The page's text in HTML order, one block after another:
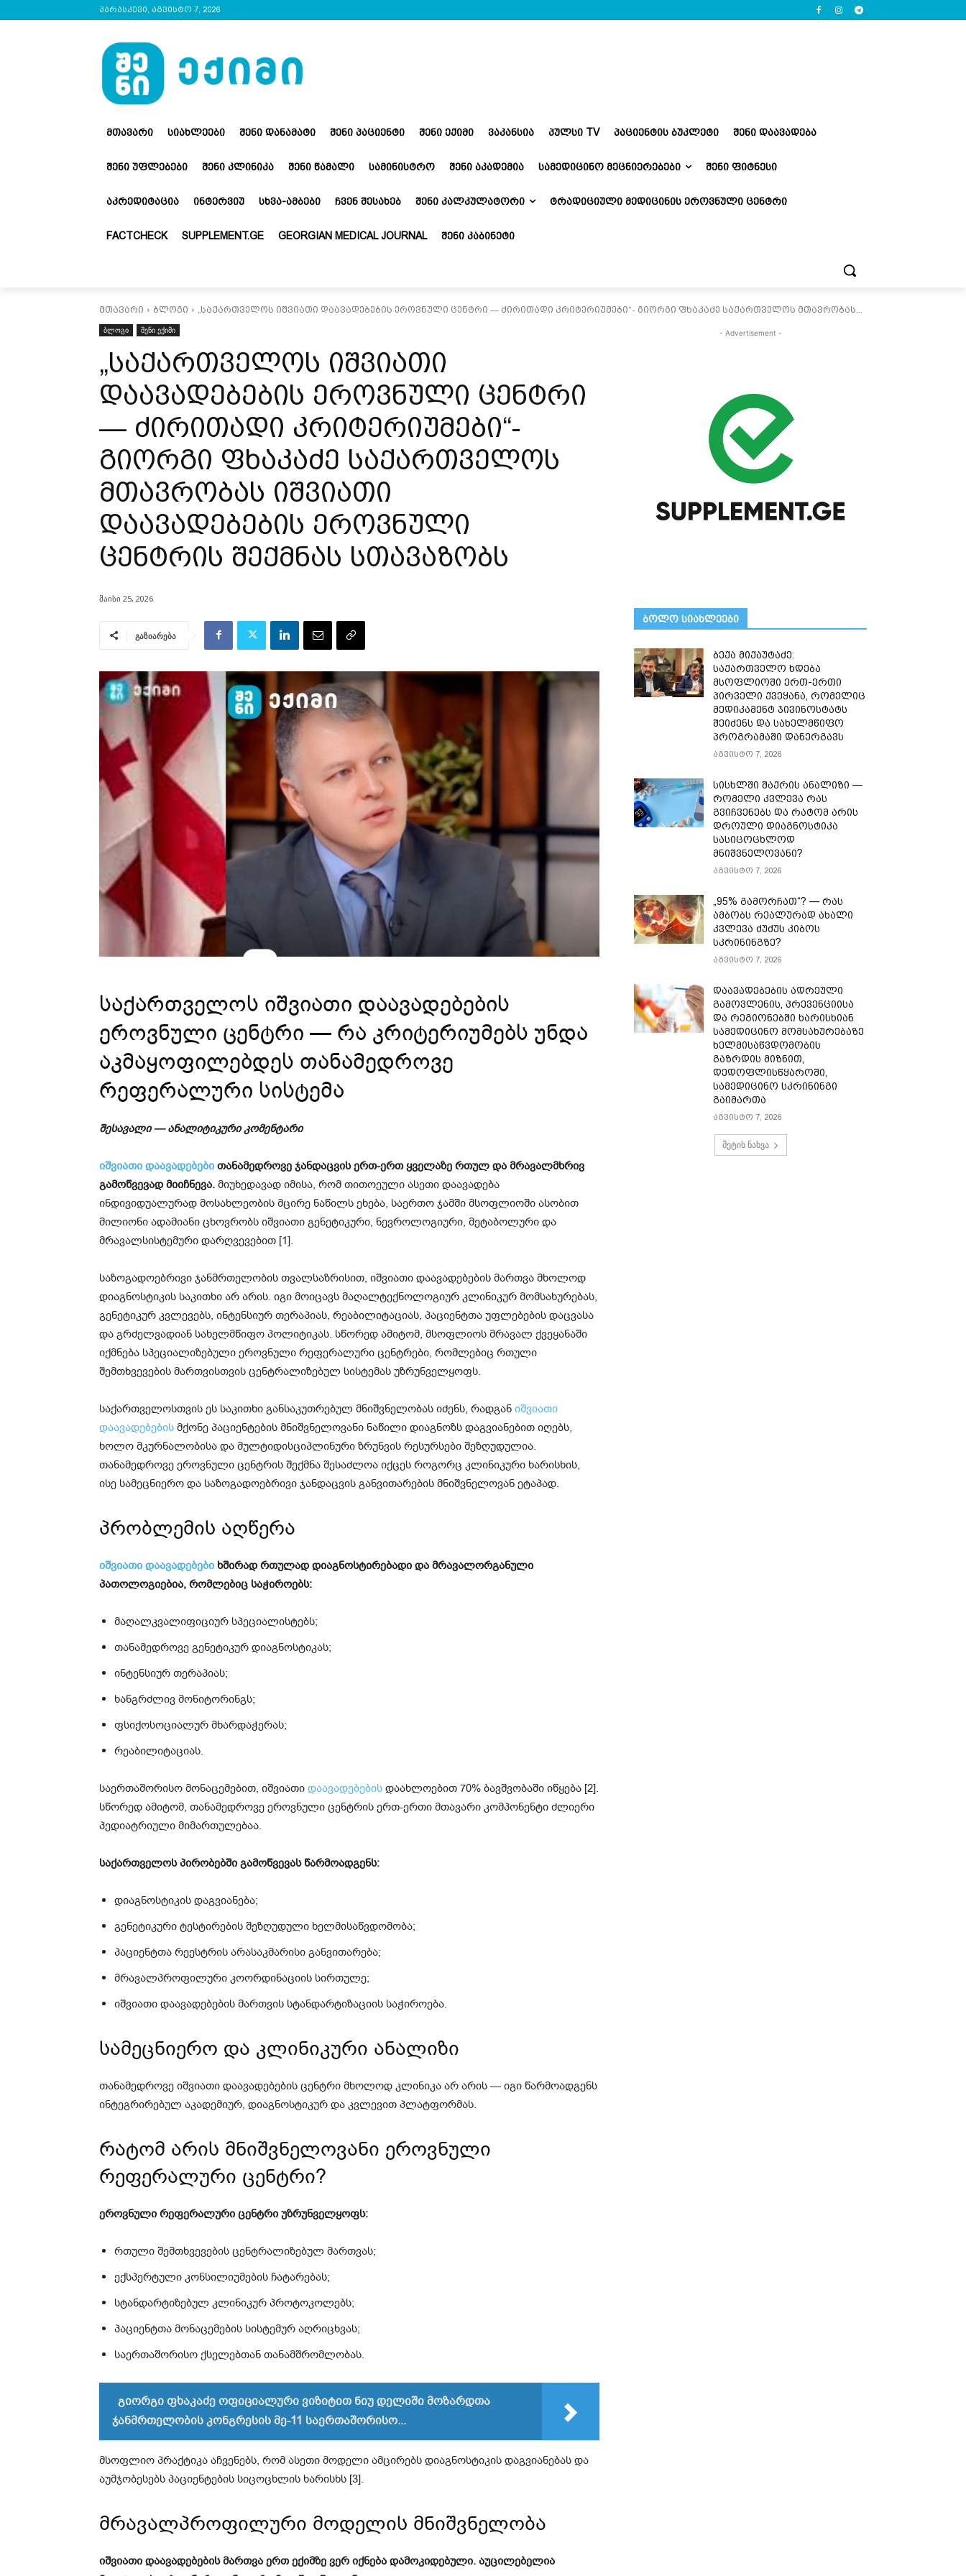
პარასკევი, აგვისტო 7, 2026
ᲛᲗᲐᲕᲐᲠᲘ ᲡᲘᲐᲮᲚᲔᲔᲑᲘ ᲨᲔᲜᲘ ᲓᲐᲜᲐᲛᲐᲢᲘ ᲨᲔᲜᲘ ᲞᲐᲪᲘᲔᲜᲢᲘ ᲨᲔᲜᲘ ᲔᲥᲘᲛᲘ ᲕᲐᲙᲐᲜᲡᲘᲐ ᲞᲣᲚᲡᲘ TV ᲞᲐᲪᲘᲔᲜᲢᲘᲡ ᲑᲣᲙᲚᲔᲢᲘ ᲨᲔᲜᲘ ᲓᲐᲐᲕᲐᲓᲔᲑᲐ
ᲨᲔᲜᲘ ᲣᲤᲚᲔᲑᲔᲑᲘ ᲨᲔᲜᲘ ᲙᲚᲘᲜᲘᲙᲐ ᲨᲔᲜᲘ ᲬᲐᲛᲐᲚᲘ ᲡᲐᲛᲘᲜᲘᲡᲢᲠᲝ ᲨᲔᲜᲘ ᲐᲙᲐᲓᲔᲛᲘᲐ ᲡᲐᲛᲔᲓᲘᲪᲘᲜᲝ ᲛᲔᲪᲜᲘᲔᲠᲔᲑᲔᲑᲘ ᲨᲔᲜᲘ ᲤᲘᲢᲜᲔᲡᲘ
ᲐᲙᲠᲔᲓᲘᲢᲐᲪᲘᲐ ᲘᲜᲢᲔᲠᲕᲘᲣ ᲡᲮᲕᲐ-ᲐᲛᲑᲔᲑᲘ ᲩᲕᲔᲜ ᲨᲔᲡᲐᲮᲔᲑ ᲨᲔᲜᲘ ᲙᲐᲚᲙᲣᲚᲐᲢᲝᲠᲘ ᲢᲠᲐᲓᲘᲪᲘᲣᲚᲘ ᲛᲔᲓᲘᲪᲘᲜᲘᲡ ᲔᲠᲝᲕᲜᲣᲚᲘ ᲪᲔᲜᲢᲠᲘ
FACTCHECK SUPPLEMENT.GE GEORGIAN MEDICAL JOURNAL ᲨᲔᲜᲘ ᲙᲐᲑᲘᲜᲔᲢᲘ
მთავარი ბლოგი
„საქართველოს იშვიათი დაავადებების ეროვნული ცენტრი — ძირითადი კრიტერიუმები“- გიორგი ფხაკაძე საქართველოს მთავრობას...
ბლოგი
შენი ექიმი
„საქართველოს იშვიათი
დაავადებების ეროვნული ცენტრი
— ძირითადი კრიტერიუმები“-
გიორგი ფხაკაძე საქართველოს
მთავრობას იშვიათი
დაავადებების ეროვნული
ცენტრის შექმნას სთავაზობს
მაისი 25, 2026
გაზიარება
საქართველოს იშვიათი დაავადებების
ეროვნული ცენტრი — რა კრიტერიუმებს უნდა
აკმაყოფილებდეს თანამედროვე
რეფერალური სისტემა
შესავალი — ანალიტიკური კომენტარი
იშვიათი დაავადებები თანამედროვე ჯანდაცვის ერთ-ერთ ყველაზე რთულ და მრავალმხრივ
გამოწვევად მიიჩნევა. მიუხედავად იმისა, რომ თითოეული ასეთი დაავადება
ინდივიდუალურად მოსახლეობის მცირე ნაწილს ეხება, საერთო ჯამში მსოფლიოში ასობით
მილიონი ადამიანი ცხოვრობს იშვიათი გენეტიკური, ნევროლოგიური, მეტაბოლური და
მრავალსისტემური დარღვევებით [1].
საზოგადოებრივი ჯანმრთელობის თვალსაზრისით, იშვიათი დაავადებების მართვა მხოლოდ
დიაგნოსტიკის საკითხი არ არის. იგი მოიცავს მაღალტექნოლოგიურ კლინიკურ მომსახურებას,
გენეტიკურ კვლევებს, ინტენსიურ თერაპიას, რეაბილიტაციას, პაციენტთა უფლებების დაცვასა
და გრძელვადიან სახელმწიფო პოლიტიკას. სწორედ ამიტომ, მსოფლიოს მრავალ ქვეყანაში
იქმნება სპეციალიზებული ეროვნული რეფერალური ცენტრები, რომლებიც რთული
შემთხვევების მართვისთვის ცენტრალიზებულ სისტემას უზრუნველყოფს.
საქართველოსთვის ეს საკითხი განსაკუთრებულ მნიშვნელობას იძენს, რადგან იშვიათი
დაავადებების მქონე პაციენტების მნიშვნელოვანი ნაწილი დიაგნოზს დაგვიანებით იღებს,
ხოლო მკურნალობისა და მულტიდისციპლინური ზრუნვის რესურსები შეზღუდულია.
თანამედროვე ეროვნული ცენტრის შექმნა შესაძლოა იქცეს როგორც კლინიკური ხარისხის,
ისე სამეცნიერო და საზოგადოებრივი ჯანდაცვის განვითარების მნიშვნელოვან ეტაპად.
პრობლემის აღწერა
იშვიათი დაავადებები ხშირად რთულად დიაგნოსტირებადი და მრავალორგანული
პათოლოგიებია, რომლებიც საჭიროებს:
მაღალკვალიფიციურ სპეციალისტებს;
თანამედროვე გენეტიკურ დიაგნოსტიკას;
ინტენსიურ თერაპიას;
ხანგრძლივ მონიტორინგს;
ფსიქოსოციალურ მხარდაჭერას;
რეაბილიტაციას.
საერთაშორისო მონაცემებით, იშვიათი დაავადებების დაახლოებით 70% ბავშვობაში იწყება [2].
სწორედ ამიტომ, თანამედროვე ეროვნული ცენტრის ერთ-ერთი მთავარი კომპონენტი ძლიერი
პედიატრიული მიმართულებაა.
საქართველოს პირობებში გამოწვევას წარმოადგენს:
დიაგნოსტიკის დაგვიანება;
გენეტიკური ტესტირების შეზღუდული ხელმისაწვდომობა;
პაციენტთა რეესტრის არასაკმარისი განვითარება;
მრავალპროფილური კოორდინაციის სირთულე;
იშვიათი დაავადებების მართვის სტანდარტიზაციის საჭიროება.
სამეცნიერო და კლინიკური ანალიზი
თანამედროვე იშვიათი დაავადებების ცენტრი მხოლოდ კლინიკა არ არის — იგი წარმოადგენს
ინტეგრირებულ აკადემიურ, დიაგნოსტიკურ და კვლევით პლატფორმას.
რატომ არის მნიშვნელოვანი ეროვნული
რეფერალური ცენტრი?
ეროვნული რეფერალური ცენტრი უზრუნველყოფს:
რთული შემთხვევების ცენტრალიზებულ მართვას;
ექსპერტული კონსილიუმების ჩატარებას;
სტანდარტიზებულ კლინიკურ პროტოკოლებს;
პაციენტთა მონაცემების სისტემურ აღრიცხვას;
საერთაშორისო ქსელებთან თანამშრომლობას.
გიორგი ფხაკაძე ოფიციალური ვიზიტით ნიუ დელიში მოზარდთა
ჯანმრთელობის კონგრესის მე-11 საერთაშორისო...
მსოფლიო პრაქტიკა აჩვენებს, რომ ასეთი მოდელი ამცირებს დიაგნოსტიკის დაგვიანებას და
აუმჯობესებს პაციენტების სიცოცხლის ხარისხს [3].
მრავალპროფილური მოდელის მნიშვნელობა
იშვიათი დაავადებების მართვა ერთ ექიმზე ვერ იქნება დამოკიდებული. აუცილებელია
- Advertisement -
ᲑᲝᲚᲝ ᲡᲘᲐᲮᲚᲔᲔᲑᲘ
ბექა მიქაუტაძე:
საქართველო ხდება
მსოფლიოში ერთ-ერთი
პირველი ქვეყანა, რომელიც
მედიკამენტ ჯივინოსტატს
შეიძენს და სახელმწიფო
პროგრამაში დანერგავს
აგვისტო 7, 2026
სისხლში შაქრის ანალიზი —
რომელი კვლევა რას
გვიჩვენებს და რატომ არის
დროული დიაგნოსტიკა
სასიცოცხლოდ
მნიშვნელოვანი?
აგვისტო 7, 2026
„95% გამორჩათ“? — რას
ამბობს რეალურად ახალი
კვლევა ძუძუს კიბოს
სკრინინგზე?
აგვისტო 7, 2026
დაავადებების ადრეული
გამოვლენის, პრევენციისა
და რეგიონებში ხარისხიან
სამედიცინო მომსახურებაზე
ხელმისაწვდომობის
გაზრდის მიზნით,
დედოფლისწყაროში,
სამედიცინო სკრინინგი
გაიმართა
აგვისტო 7, 2026
მეტის ნახვა